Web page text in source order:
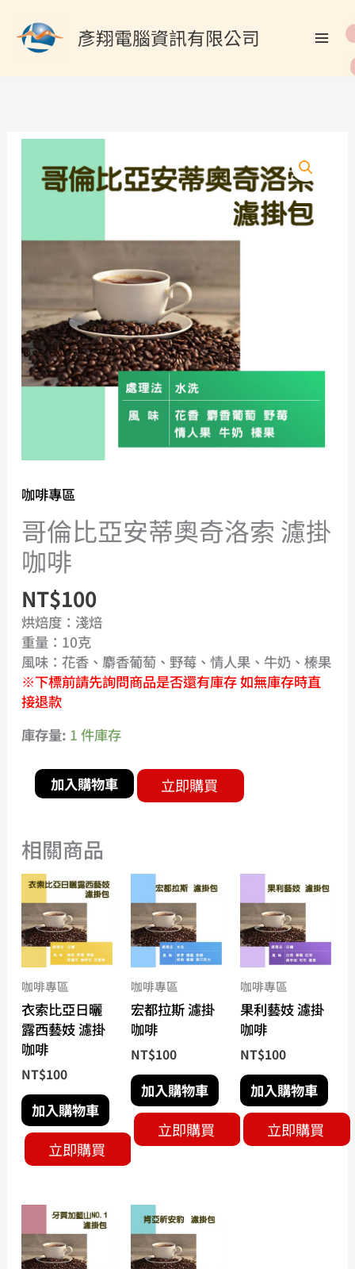
彥翔電腦資訊有限公司
咖啡專區
哥倫比亞安蒂奧奇洛索 濾掛
咖啡
NT$100
烘焙度：淺焙
重量：10克
風味：花香、麝香葡萄、野莓、情人果、牛奶、榛果
※下標前請先詢問商品是否還有庫存 如無庫存時直
接退款
庫存量: 1 件庫存
蒂
奇
洛
索
濾
掛
咖
加入購物車 立即購買
相關商品
咖啡專區
衣索比亞日曬
露西藝妓 濾掛
咖啡
NT$100
加入購物車
立即購買
咖啡專區
宏都拉斯 濾掛
咖啡
NT$100
加入購物車
立即購買
咖啡專區
果利藝妓 濾掛
咖啡
NT$100
加入購物車
立即購買
尋